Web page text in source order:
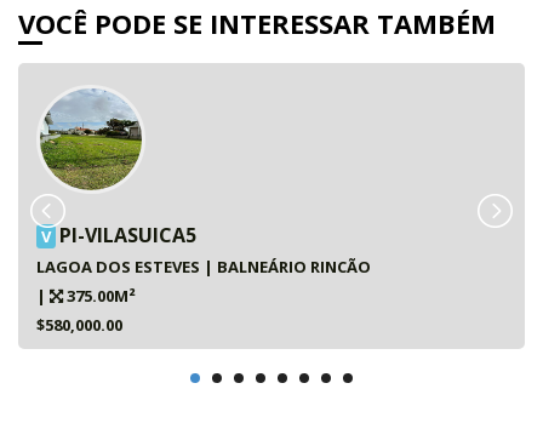
VOCÊ PODE SE INTERESSAR TAMBÉM
V PI-VILASUICA5
LAGOA DOS ESTEVES | BALNEÁRIO RINCÃO
|
375.00M²
$580,000.00